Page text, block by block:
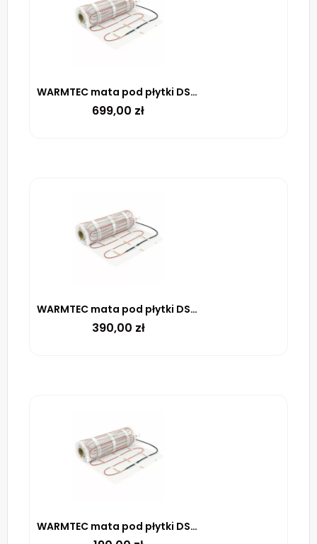
WARMTEC mata pod płytki DS2-60 170 W/m² – 6m²
699,00 zł
WARMTEC mata pod płytki DS2-30 170 W/m² – 3m²
390,00 zł
WARMTEC mata pod płytki DS2-10 170 W/m² – 1m²